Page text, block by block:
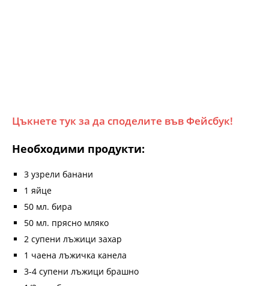
Цъкнете тук за да споделите във Фейсбук!
Необходими продукти:
3 узрели банани
1 яйце
50 мл. бира
50 мл. прясно мляко
2 супени лъжици захар
1 чаена лъжичка канела
3-4 супени лъжици брашно